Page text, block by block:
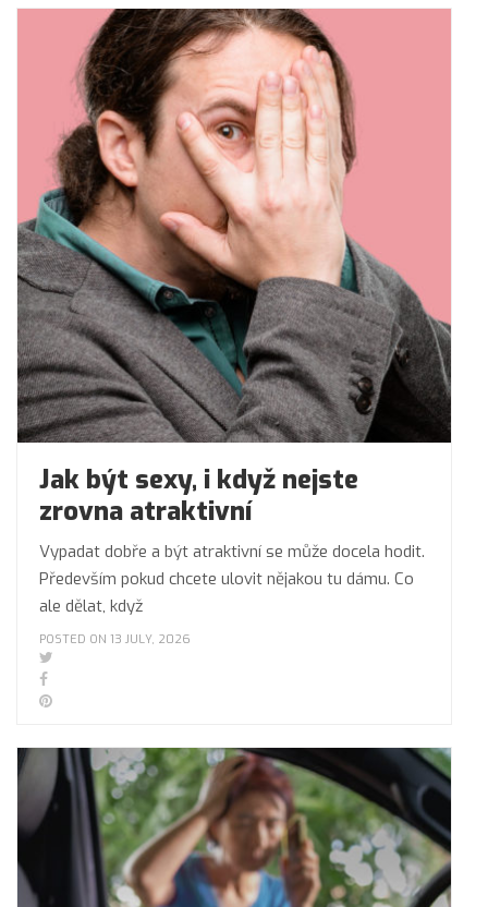
Jak být sexy, i když nejste
zrovna atraktivní
Vypadat dobře a být atraktivní se může docela hodit.
Především pokud chcete ulovit nějakou tu dámu. Co
ale dělat, když
POSTED ON 13 JULY, 2026